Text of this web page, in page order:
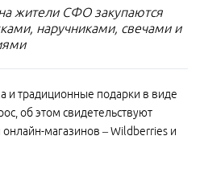
жители СФО закупаются
наручниками, свечами и
и традиционные подарки в виде
об этом свидетельствуют
магазинов – Wildberries и